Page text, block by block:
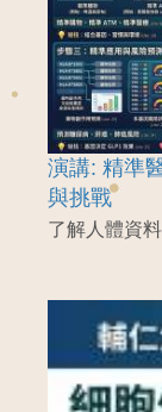
演講: 精準
與挑戰
了解人體資